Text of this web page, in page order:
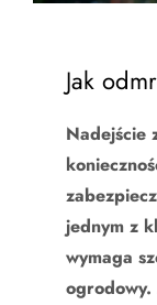
Jak
Nadejście
jednym z
wymaga